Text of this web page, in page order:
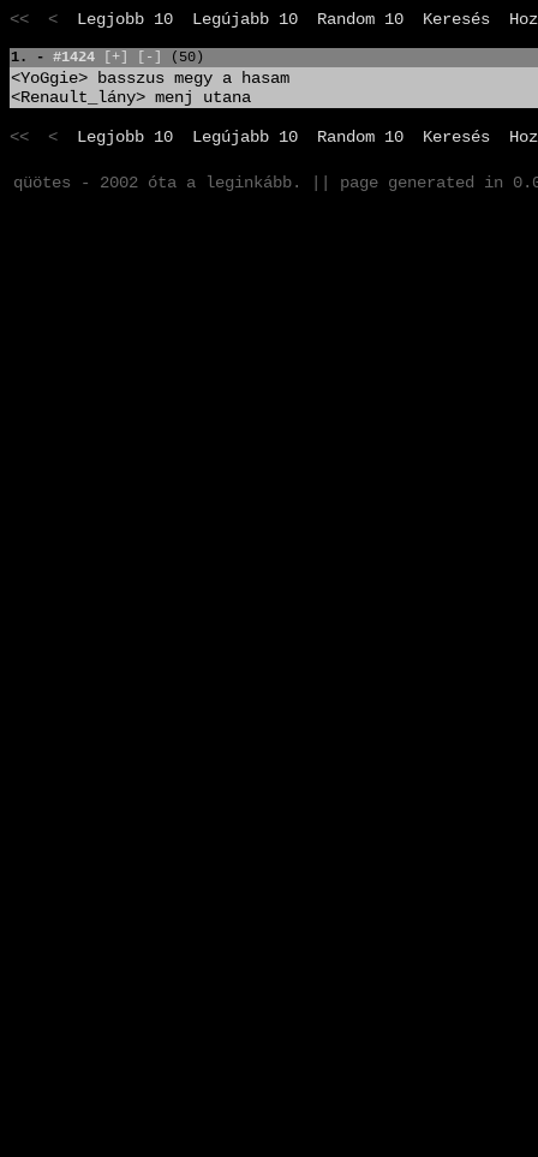
<< < Legjobb 10 Legújabb 10 Random 10 Keresés
1. - #1424 [+] [-] (50)
<YoGgie> basszus megy a hasam
<Renault_lány> menj utana
<< < Legjobb 10 Legújabb 10 Random 10 Keresés
qüötes - 2002 óta a leginkább. || page generated in